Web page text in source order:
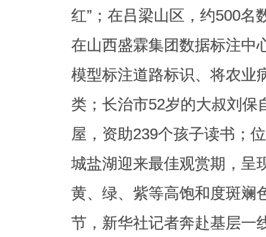
模型标注道路标识、将农业
类；长治市52岁的大叔刘保
屋，资助239个孩子读书；
城盐湖迎来最佳观赏期，呈
黄、绿、紫等高饱和度斑
节，新华社记者奔赴基层一
业、到赛场、去田间，定格
间，记录平凡而动人的故事
红”；在吕梁山区，约500名
在山西盛霖集团数据标注中
模型标注道路标识、将农业
类；长治市52岁的大叔刘保
屋，资助239个孩子读书；
城盐湖迎来最佳观赏期，呈
黄、绿、紫等高饱和度斑
节，新华社记者奔赴基层一